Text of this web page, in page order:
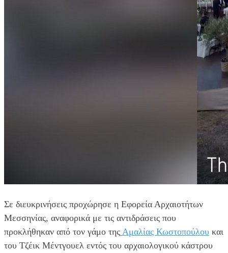
Σε διευκρινήσεις προχώρησε η Εφορεία Αρχαιοτήτων
Μεσσηνίας, αναφορικά με τις αντιδράσεις που
προκλήθηκαν από τον γάμο της Αμαλίας Κωστοπούλου και
του Τζέικ Μέντγουελ εντός του αρχαιολογικού κάστρου